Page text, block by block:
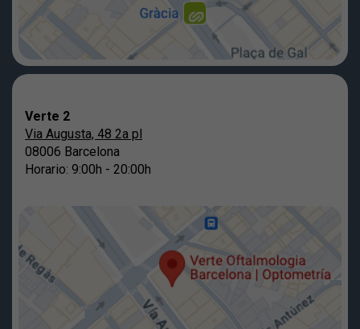
Verte 2
Via Augusta, 48 2a pl
08006 Barcelona
Horario: 9:00h - 20:00h